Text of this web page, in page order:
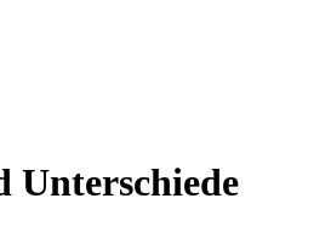
Unterschiede